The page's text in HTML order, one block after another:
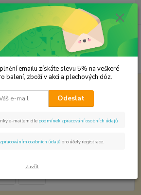
Menu
Hledat
ks
za 0,00 Kč
emailu získáte slevu 5% na veškeré
balení, zboží v akci a plechových dóz.
Odeslat
e-mailem dle podmínek zpracování osobních údajů
zpracováním osobních údajů pro účely registrace.
Zavřít